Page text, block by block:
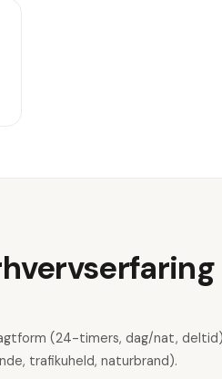
(24-timers, dag/nat,
trafikuheld, naturbrand).